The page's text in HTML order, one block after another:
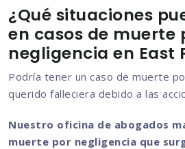
¿Qué situaciones
en casos de muerte
negligencia en East
Podría tener un caso de muerte
querido falleciera debido a las
Nuestro oficina de abogados
muerte por negligencia que